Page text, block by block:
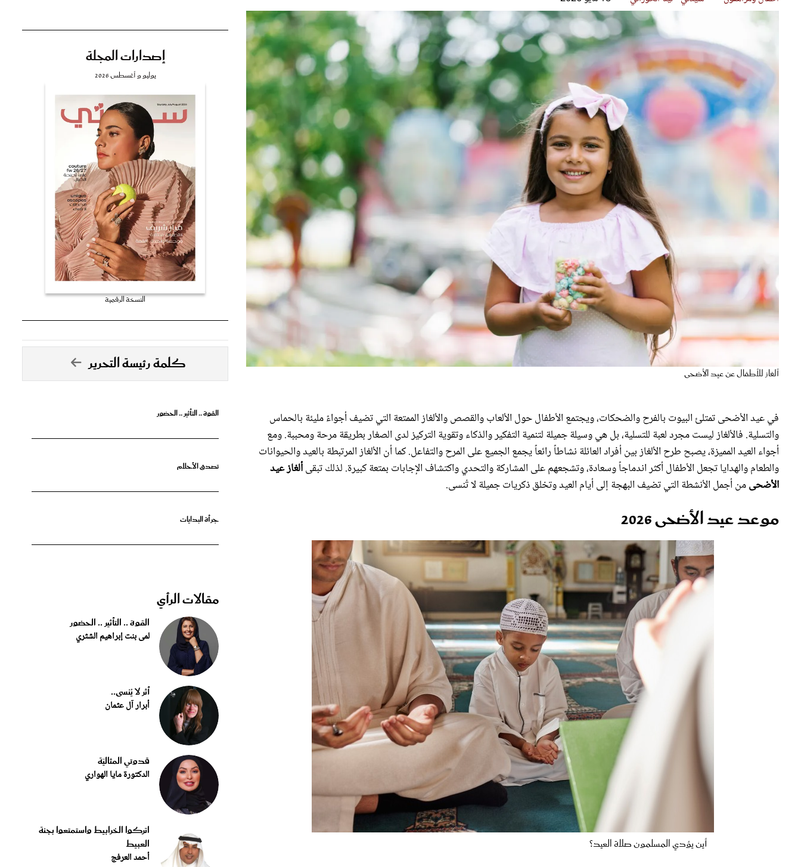
ألغاز للأطفال عن عيد الأضحى
في عيد الأضحى تمتلئ البيوت بالفرح والضحكات، ويجتمع الأطفال حول الألعاب والقصص والألغاز الممتعة التي تضيف أجواءً مليئة بالحماس
والتسلية. فالألغاز ليست مجرد لعبة للتسلية، بل هي وسيلة جميلة لتنمية التفكير والذكاء وتقوية التركيز لدى الصغار بطريقة مرحة ومحببة. ومع
أجواء العيد المميزة، يصبح طرح الألغاز بين أفراد العائلة نشاطاً رائعاً يجمع الجميع على المرح والتفاعل. كما أن الألغاز المرتبطة بالعيد والحيوانات
والطعام والهدايا تجعل الأطفال أكثر اندماجاً وسعادة، وتشجعهم على المشاركة والتحدي واكتشاف الإجابات بمتعة كبيرة. لذلك تبقىألغاز عيد
الأضحىمن أجمل الأنشطة التي تضيف البهجة إلى أيام العيد وتخلق ذكريات جميلة لا تُنسى.
موعد عيد الأضحى 2026
أين يؤدي المسلمون صلاة العيد؟
إصدارات المجلة
يوليو و أغسطس 2026
النسخة الرقمية
كلمة رئيسة التحرير
القوة .. التأثير .. الحضور
تصدق الأحلام
جرأة البدايات
مقالات الرأي
القوة .. التأثير .. الحضور
لمى بنت إبراهيم الشثري
أثر لا يُنسى..
أبرار آل عثمان
قدوتي المثاليّة
الدكتورة مايا الهواري
اتركوا الخرابيط واستمتعوا بجنة
العبيط
أحمد العرفج
قصص ملهمة
شباب وبنات
ستايل
تقارير
عروس سيدتي
تطبيقات سيدتي
دليل السفر
آخر الأخبار
مجلة سيدتي
غلاف رفمي